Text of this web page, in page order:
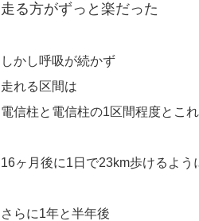
走る方がずっと楽だった
しかし呼吸が続かず
走れる区間は
電信柱と電信柱の1区間程度とこ
16ヶ月後に1日で23km歩けるよう
さらに1年と半年後